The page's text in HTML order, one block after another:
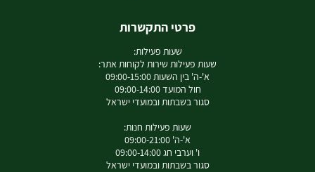
פרטי התקשרות
שעות פעילות:
שעות פעילות שירות לקוחות אתר:
א'-ה' בין השעות 09:00-15:00
חול המועד 09:00-14:00
סגור בשבתות ובמועדי ישראל
שעות פעילות חנות:
א'-ה' 09:00-21:00
ו' וערבי חג 09:00-14:00
סגור בשבתות ובמועדי ישראל